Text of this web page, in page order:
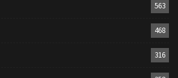
563
468
316